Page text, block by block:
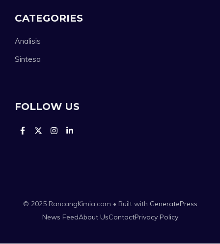
CATEGORIES
Analisis
Sintesa
FOLLOW US
© 2025 RancangKimia.com • Built with GeneratePress
News FeedAbout UsContactPrivacy Policy